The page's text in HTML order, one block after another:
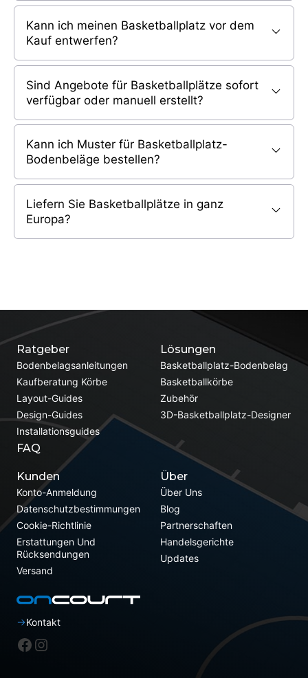
Kann ich meinen Basketballplatz vor dem
Kauf entwerfen?
Sind Angebote für Basketballplätze sofort
verfügbar oder manuell erstellt?
Kann ich Muster für Basketballplatz-
Bodenbeläge bestellen?
Liefern Sie Basketballplätze in ganz
Europa?
Lösungen
Basketballplatz-Bodenbelag
Basketballkörbe
Zubehör
3D-Basketballplatz-Designer
Ratgeber
Bodenbelagsanleitungen
Kaufberatung Körbe
Layout-Guides
Design-Guides
Installationsguides
FAQ
Kunden
Konto-Anmeldung
Datenschutzbestimmungen
Cookie-Richtlinie
Erstattungen Und
Rücksendungen
Versand
Über
Über Uns
Blog
Partnerschaften
Handelsgerichte
Updates
Kontakt
Facebook
Instagram